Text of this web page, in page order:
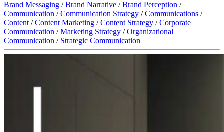
Brand Messaging /Brand Narrative /Brand Perception /
Communication /Communication Strategy /Communications /
Content /Content Marketing /Content Strategy /Corporate
Communication /Marketing Strategy /Organizational
Communication / Strategic Communication